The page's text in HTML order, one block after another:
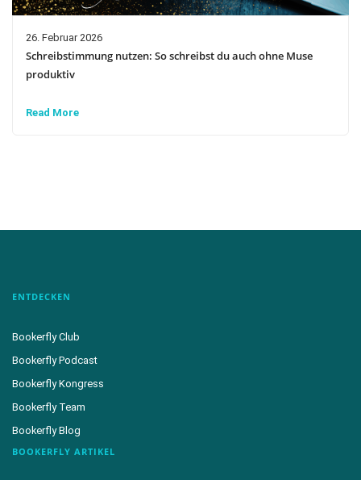
26. Februar 2026
Schreibstimmung nutzen: So schreibst du auch ohne Muse
produktiv
Read More
ENTDECKEN
Bookerfly Club
Bookerfly Podcast
Bookerfly Kongress
Bookerfly Team
Bookerfly Blog
BOOKERFLY ARTIKEL